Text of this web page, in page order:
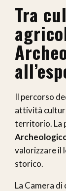
Tra
Il percorso
attività
territorio. La
valorizzare il
storico.
La Camera